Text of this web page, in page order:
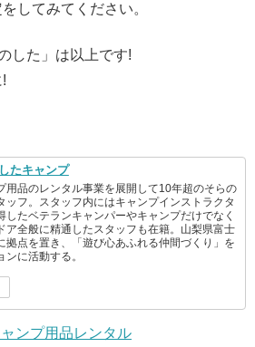
してみてください。
した」は以上です!
たキャンプ
用品のレンタル事業を展開して10年超のそらの
ッフ。スタッフ内にはキャンプインストラクタ
したベテランキャンパーやキャンプだけでなく
ア全般に精通したスタッフも在籍。山梨県富士
拠点を置き、「遊び心あふれる仲間づくり」を
ンに活動する。